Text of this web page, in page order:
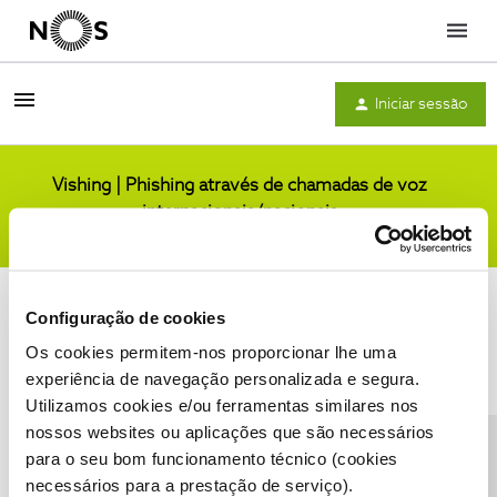
Configuração de cookies
Os cookies permitem-nos proporcionar lhe uma
experiência de navegação personalizada e segura.
Utilizamos cookies e/ou ferramentas similares nos
nossos websites ou aplicações que são necessários
para o seu bom funcionamento técnico (cookies
necessários para a prestação de serviço).
Menu
Iniciar sessão
Vishing | Phishing através de chamadas de voz
internacionais/nacionais
Condições do Fórum NOS Accessibility statement